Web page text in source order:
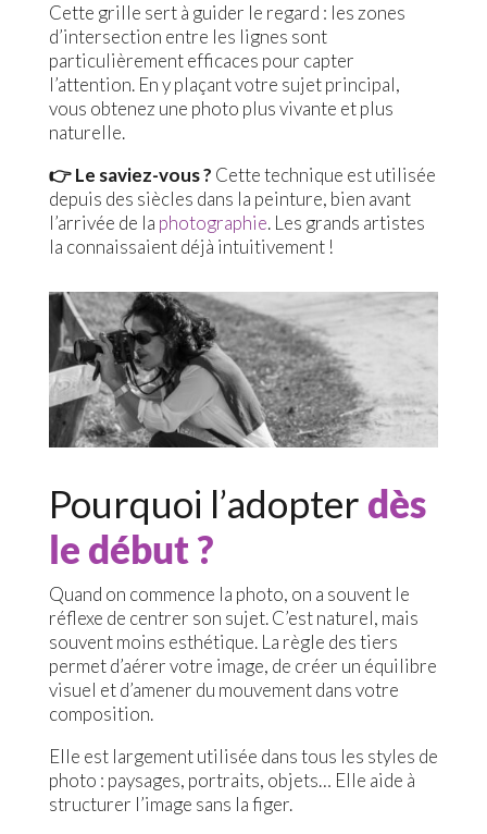
Cette grille sert à guider le regard : les zones
d’intersection entre les lignes sont
particulièrement efficaces pour capter
l’attention. En y plaçant votre sujet principal,
vous obtenez une photo plus vivante et plus
naturelle.
👉 Le saviez-vous ? Cette technique est utilisée
depuis des siècles dans la peinture, bien avant
l’arrivée de la photographie. Les grands artistes
la connaissaient déjà intuitivement !
Pourquoi l’adopter dès
le début ?
Quand on commence la photo, on a souvent le
réflexe de centrer son sujet. C’est naturel, mais
souvent moins esthétique. La règle des tiers
permet d’aérer votre image, de créer un équilibre
visuel et d’amener du mouvement dans votre
composition.
Elle est largement utilisée dans tous les styles de
photo : paysages, portraits, objets… Elle aide à
structurer l’image sans la figer.